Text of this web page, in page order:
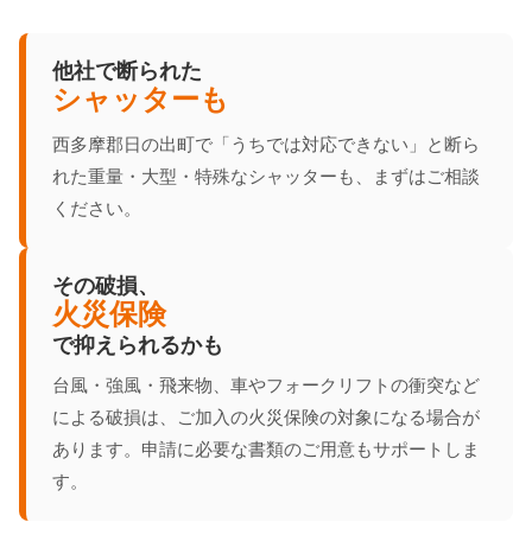
他社で断られた
シャッターも
西多摩郡日の出町で「うちでは対応できない」と断ら
れた重量・大型・特殊なシャッターも、まずはご相談
ください。
その破損、
火災保険
で抑えられるかも
台風・強風・飛来物、車やフォークリフトの衝突など
による破損は、ご加入の火災保険の対象になる場合が
あります。申請に必要な書類のご用意もサポートしま
す。